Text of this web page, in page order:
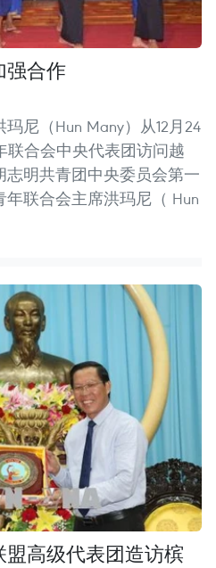
强合作
尼（Hun Many）从12月24
联合会中央代表团访问越
志明共青团中央委员会第一
联合会主席洪玛尼（ Hun
高级代表团造访槟